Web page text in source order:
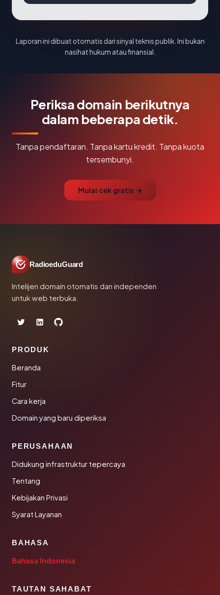
Laporan ini dibuat otomatis dari sinyal teknis publik. Ini bukan
nasihat hukum atau finansial.
Periksa domain berikutnya
dalam beberapa detik.
Tanpa pendaftaran. Tanpa kartu kredit. Tanpa kuota
tersembunyi.
Mulai cek gratis →
RadioeduGuard
Intelijen domain otomatis dan independen
untuk web terbuka.
PRODUK
Beranda
Fitur
Cara kerja
Domain yang baru diperiksa
PERUSAHAAN
Didukung infrastruktur tepercaya
Tentang
Kebijakan Privasi
Syarat Layanan
BAHASA
Bahasa Indonesia
TAUTAN SAHABAT